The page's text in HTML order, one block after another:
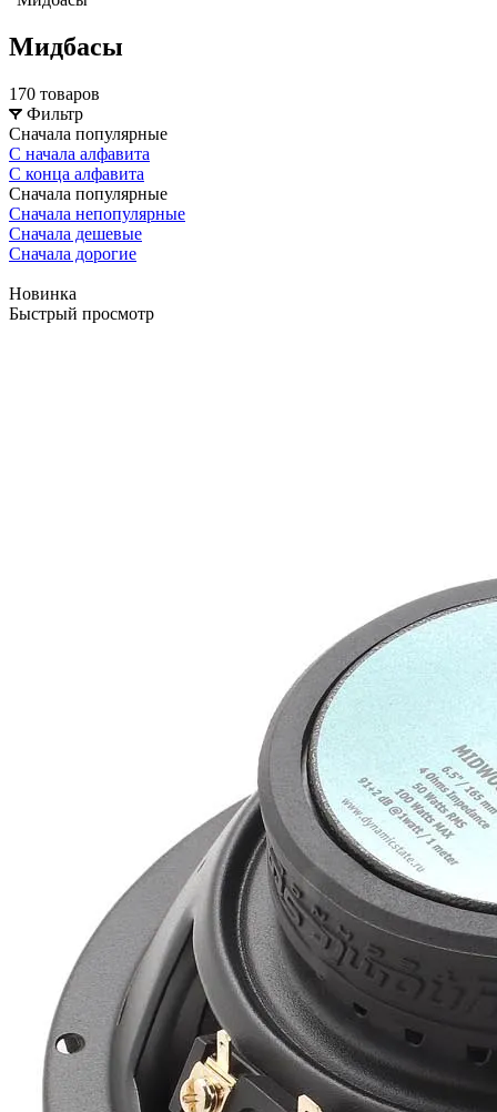
Мидбасы
170 товаров
Фильтр
Сначала популярные
С начала алфавита
С конца алфавита
Сначала популярные
Сначала непопулярные
Сначала дешевые
Сначала дорогие
Новинка
Быстрый просмотр